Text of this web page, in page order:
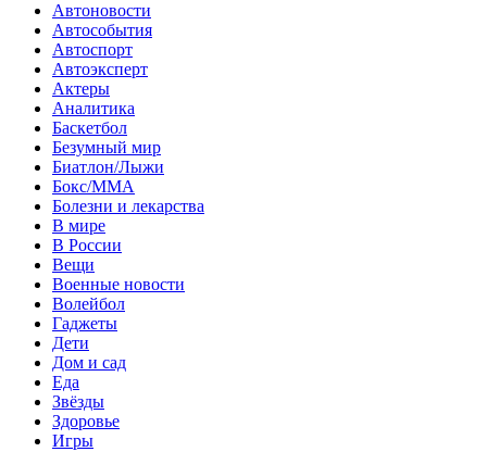
Автоновости
Автособытия
Автоспорт
Автоэксперт
Актеры
Аналитика
Баскетбол
Безумный мир
Биатлон/Лыжи
Бокс/MMA
Болезни и лекарства
В мире
В России
Вещи
Военные новости
Волейбол
Гаджеты
Дети
Дом и сад
Еда
Звёзды
Здоровье
Игры